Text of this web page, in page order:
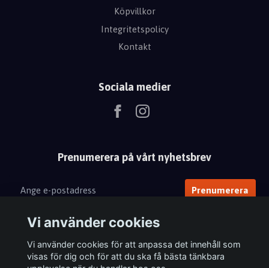
Köpvillkor
Integritetspolicy
Kontakt
Sociala medier
Prenumerera på vårt nyhetsbrev
Prenumerera
Vi använder cookies
Vi använder cookies för att anpassa det innehåll som
visas för dig och för att du ska få bästa tänkbara